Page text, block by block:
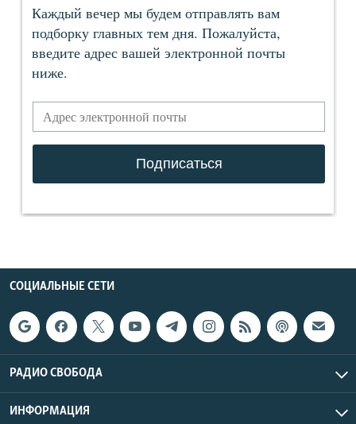
СОЦИАЛЬНЫЕ СЕТИ
РАДИО СВОБОДА
ИНФОРМАЦИЯ